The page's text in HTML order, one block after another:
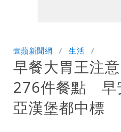
壹蘋新聞網 生活
早餐大胃王注
276件餐點 早
亞漢堡都中標